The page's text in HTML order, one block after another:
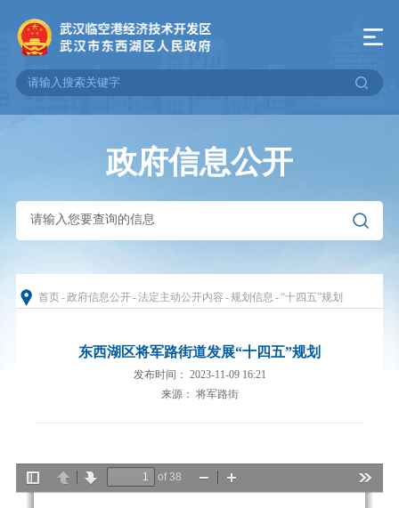
政府信息公开
首页-政府信息公开-法定主动公开内容 -规划信息 -“十四五”规划
东西湖区将军路街道发展“十四五”规划
发布时间： 2023-11-09 16:21
来源： 将军路街